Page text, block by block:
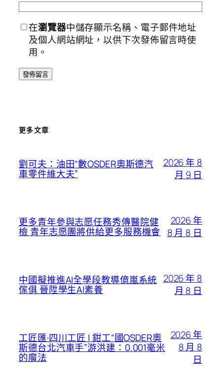
在瀏覽器中儲存顯示名稱、電子郵件地址
及個人網站網址，以供下次發佈留言時使
用。
更多文章
劉可夫：油田“數OSDER奧斯德汽
車零件維大夫”
2026 年 8
月 9 日
更多青年參與志愿任務秀傳醫院健
檢 青年志愿團將供給更多服務機會
2026 年
8 月 8 日
中國擬推進AI全學段教導億嵐系統
傢俱 晉陞學生AI素養
2026 年 8
月 8 日
工匠匯·四川工匠 | 鉗工“國OSDER奧
斯德台北汽車手”游洪建：0.001毫米
的魔法
2026 年
8 月 8
日